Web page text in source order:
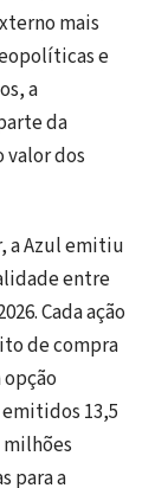
mais
e
a
da
valor dos
a Azul emitiu
entre
Cada ação
de compra
13,5
para a